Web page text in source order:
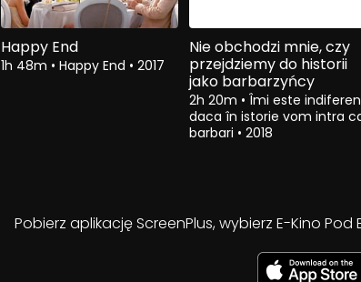
Happy End
1h 48m • Happy End • 2017
Nie obchodzi mnie, czy
przejdziemy do historii
jako barbarzyńcy
2h 20m • Îmi este
daca în istorie vom intra
barbari • 2018
Pobierz aplikację ScreenPlus, wybierz E-Kino